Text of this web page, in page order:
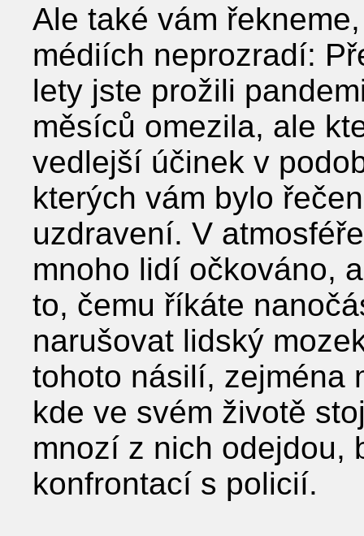
Ale také vám
médiích neprozradí:
lety jste prožili
měsíců omezila, ale
vedlejší účinek v
kterých vám bylo
uzdravení. V
mnoho lidí očkováno,
to, čemu říkáte
narušovat lidský
tohoto násilí, zejména
kde ve svém životě
mnozí z nich odejdou,
konfrontací s policií.